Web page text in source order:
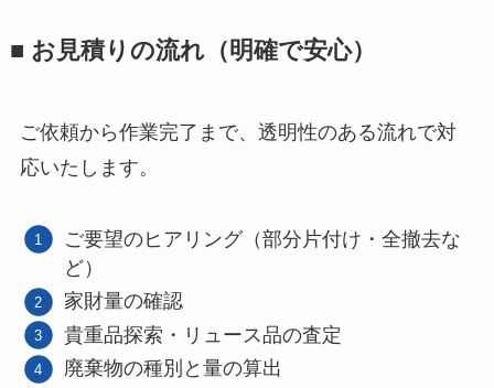
■ お見積りの流れ（明確で安心）
ご依頼から作業完了まで、透明性のある流れで対
応いたします。
ご要望のヒアリング（部分片付け・全撤去な
ど）
家財量の確認
貴重品探索・リュース品の査定
廃棄物の種別と量の算出